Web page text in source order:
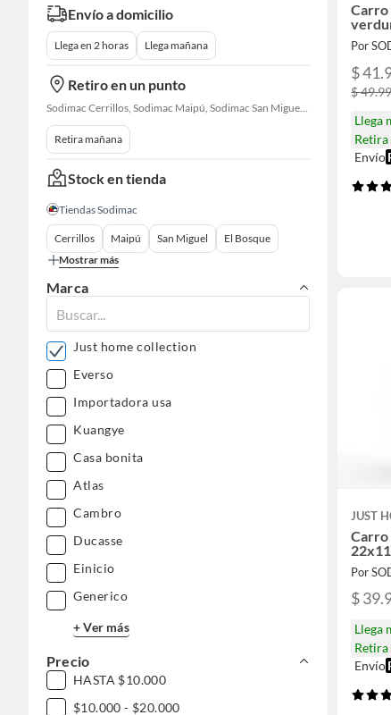
Envío a domicilio
Llega en 2 horas Llega mañana
Retiro en un punto
Sodimac Cerrillos, Sodimac Maipú, Sodimac San Miguel, Sodimac El Bosque, Sodimac San Bernardo, Sodimac Talagante
Retira mañana
Stock en tienda
Tiendas Sodimac
Cerrillos Maipú San Miguel
El Bosque
Mostrar más
Marca
Just home collection
Everso
Importadora usa
Kuangye
Casa bonita
Atlas
Cambro
Ducasse
Einicio
Generico
+ Ver más
Precio
HASTA $10.000
$10.000 - $20.000
Carro
Por
$
$
Llega
Retira
Envío
JUST
Carro
Por
$
Llega
Retira
Envío